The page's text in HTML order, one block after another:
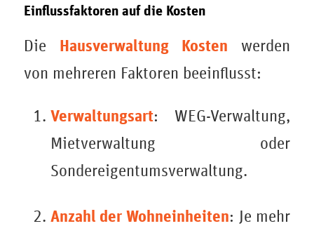
Einflussfaktoren auf die Kosten
Die Hausverwaltung Kosten werden
von mehreren Faktoren beeinflusst:
Verwaltungsart: WEG-Verwaltung,
Mietverwaltung oder
Sondereigentumsverwaltung.
Anzahl der Wohneinheiten: Je mehr